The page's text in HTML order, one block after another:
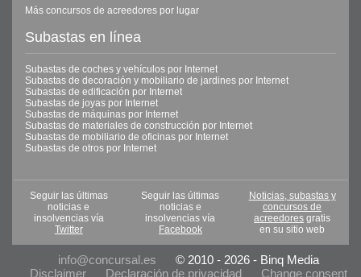
Más concursos de acreedores por lugar
Subastas en línea
Subastas de coches y vehículos por Internet
Subastas de decoración y mobiliario de jardines por Internet
Subastas de edificación por Internet
Subastas de joyas por Internet
Subastas de máquinas por Internet
Subastas de materiales de construcción por Internet
Subastas de mobiliario de oficinas por Internet
Subastas de otros por Internet
Seguir las últimas
noticias e
insolvencias vía
Twitter
Seguir las últimas
noticias e
insolvencias vía
Facebook
Noticias, subastas y
concursos de
acreedores gratis
en su sitio web
info@concursal.es
© 2010 - 2026 - Binq Media
Disclaimer
Declaración de privacidad Change consent